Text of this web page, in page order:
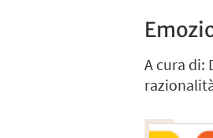
A cura di: